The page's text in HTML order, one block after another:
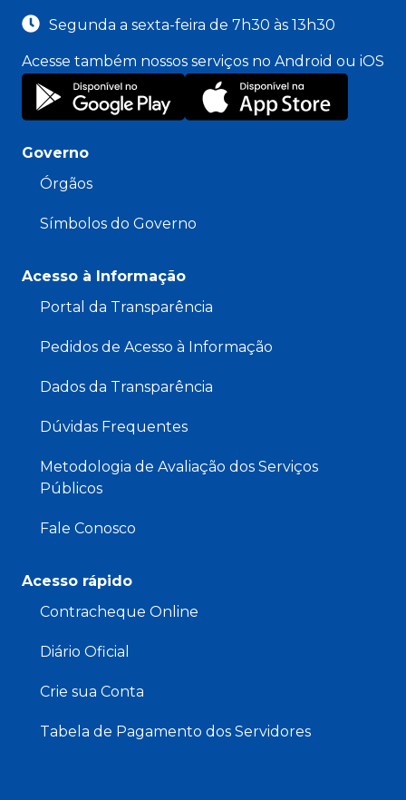
Segunda a sexta-feira de 7h30 às 13h30
Acesse também nossos serviços no Android ou iOS
Governo
Órgãos
Símbolos do Governo
Acesso à Informação
Portal da Transparência
Pedidos de Acesso à Informação
Dados da Transparência
Dúvidas Frequentes
Metodologia de Avaliação dos Serviços
Públicos
Fale Conosco
Acesso rápido
Contracheque Online
Diário Oficial
Crie sua Conta
Tabela de Pagamento dos Servidores